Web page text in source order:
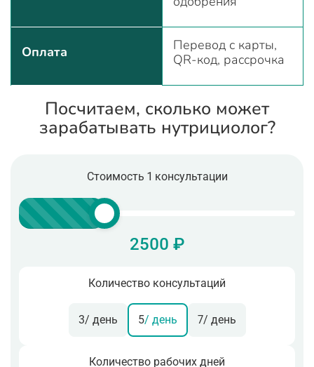
Оплата
Перевод с карты,
QR-код, рассрочка
Посчитаем, сколько может
зарабатывать нутрициолог?
Стоимость 1 консультации
2500 ₽
Количество консультаций
3/ день 5/ день 7/ день
Количество рабочих дней